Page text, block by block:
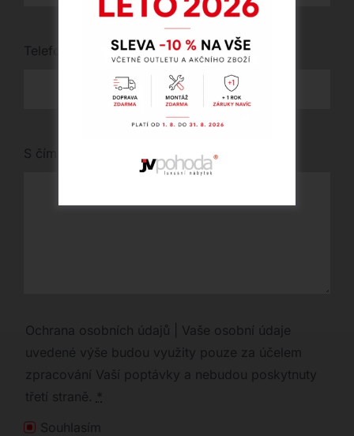
Telefon
S čím vám můžeme pomoci?
Ochrana osobních údajů | Vaše osobní údaje
uvedené výše budou využity pouze za účelem
zpracování Vaší poptávky a nebudou poskytnuty
třetí straně. *
Souhlasím